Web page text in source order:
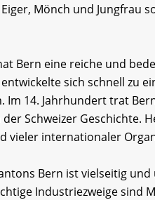
Mönch und Jungfrau
Bern eine reiche und
sich schnell zu
Im 14. Jahrhundert trat
Schweizer Geschichte.
vieler internationaler
Bern ist vielseitig
Industriezweige sind